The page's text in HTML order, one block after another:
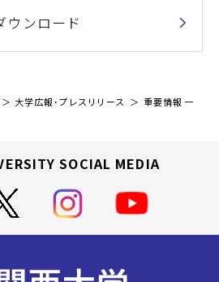
ウンロード
大学広報・プレスリリース
重要情報 一
SOCIAL MEDIA